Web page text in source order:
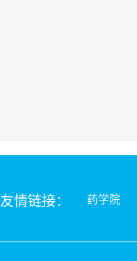
友情链接： 药学院